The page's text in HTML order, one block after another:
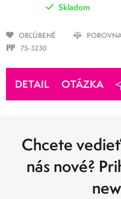
Skladom
OBĽÚBENÉ
75-3230
OTÁZKA
Chcete
nás nové?